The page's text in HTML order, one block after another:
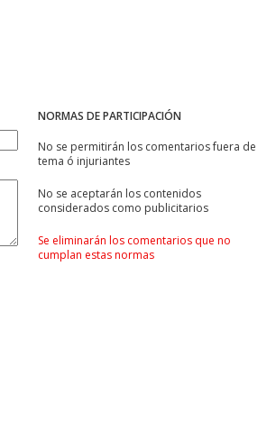
NORMAS DE PARTICIPACIÓN
No se permitirán los comentarios fuera de
tema ó injuriantes
No se aceptarán los contenidos
considerados como publicitarios
Se eliminarán los comentarios que no
cumplan estas normas